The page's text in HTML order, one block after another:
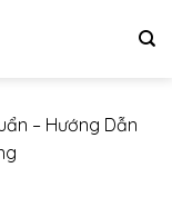
– Hướng Dẫn